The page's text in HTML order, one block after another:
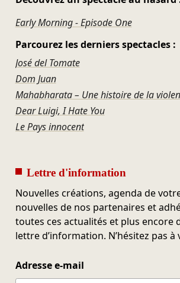
Early Morning - Episode One
Parcourez les derniers spectacles :
José del Tomate
Dom Juan
Mahabharata – Une histoire de la
Dear Luigi, I Hate You
Le Pays innocent
Lettre d'information
Nouvelles créations, agenda de
nouvelles de nos partenaires et
toutes ces actualités et plus encore
lettre d’information. N’hésitez pas à
Adresse e-mail